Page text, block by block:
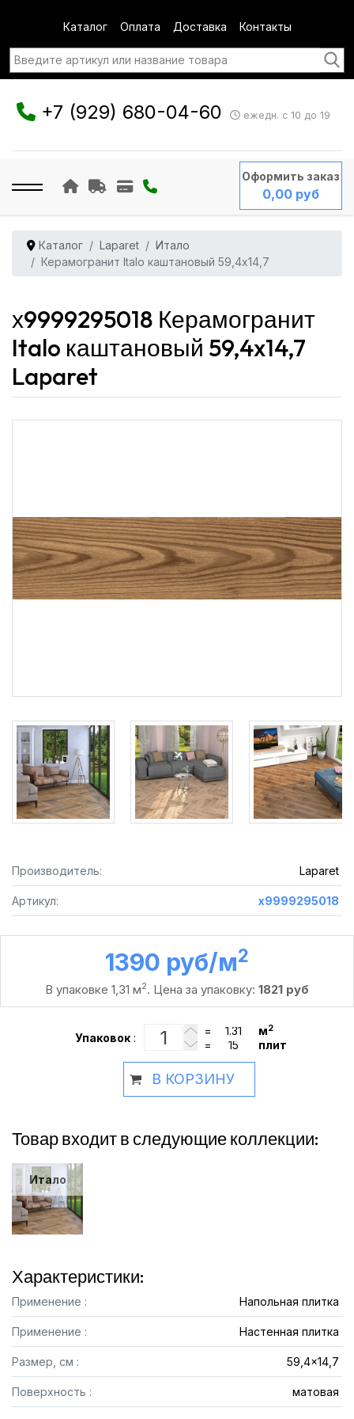
Каталог Оплата Доставка Контакты
+7 (929) 680-04-60 ежедн. с 10 до 19
Оформить заказ
0,00 руб
Каталог Laparet
Итало
Керамогранит Italo каштановый 59,4x14,7
х9999295018 Керамогранит
Italo каштановый 59,4x14,7
Laparet
Производитель: Laparet
Артикул: х9999295018
1390 руб /м2
В упаковке 1,31 м2. Цена за упаковку: 1821 руб
Упаковок :
= м2
= плит
В КОРЗИНУ
Товар входит в следующие коллекции:
Итало
Характеристики:
Применение : Напольная плитка
Применение : Настенная плитка
Размер, см : 59,4x14,7
Поверхность : матовая